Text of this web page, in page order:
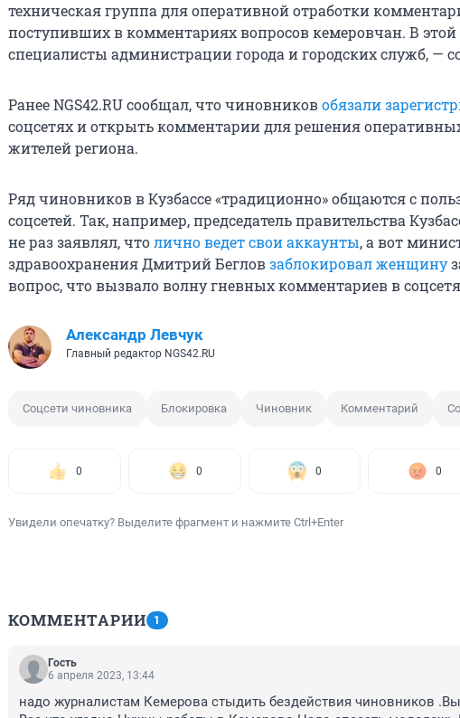
техническая группа для оперативной отработки
поступивших в комментариях вопросов кемеровчан. В этой
специалисты администрации города и городских служб, —
Ранее NGS42.RU сообщал, что чиновниковобязали
соцсетях и открыть комментарии для решения
жителей региона.
Ряд чиновников в Кузбассе «традиционно» общаются с
соцсетей. Так, например, председатель правительства
не раз заявлял, чтолично ведет свои аккаунты, а вот
здравоохранения Дмитрий Бегловзаблокировал женщину
вопрос, что вызвало волну гневных комментариев в
Александр Левчук
Главный редактор NGS42.RU
Соцсети чиновника Блокировка Чиновник Комментарий
0 0 0 0
Увидели опечатку? Выделите фрагмент и нажмите Ctrl+Enter
КОММЕНТАРИИ 1
Гость
6 апреля 2023, 13:44
надо журналистам Кемерова стыдить бездействия чиновников